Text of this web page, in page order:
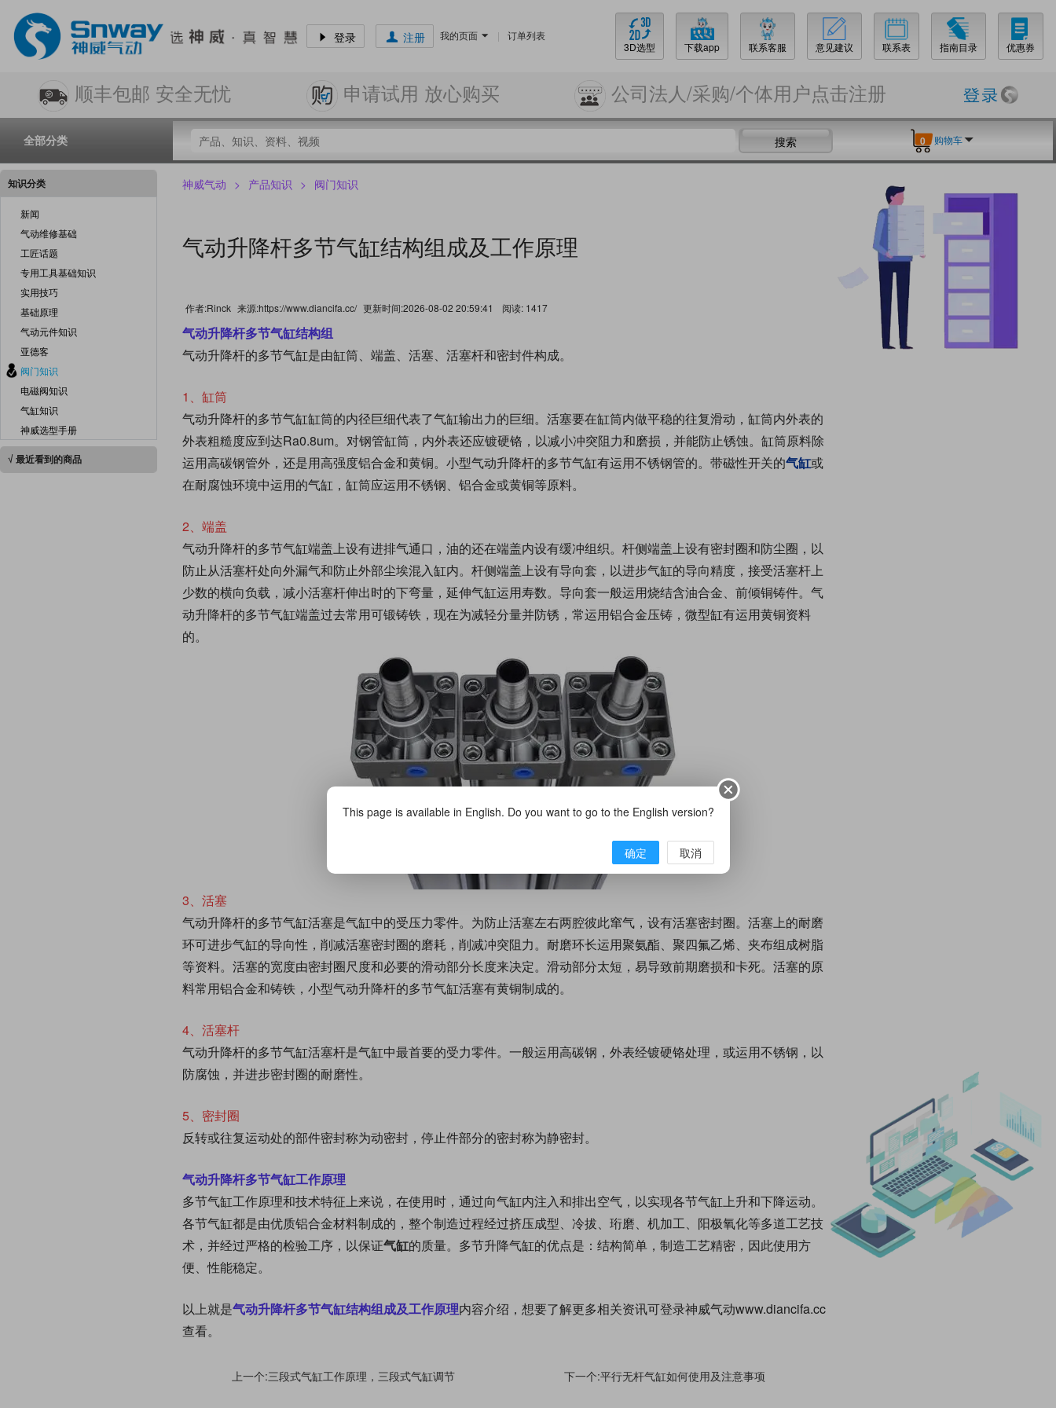
登录 注册 我的页面 |
订单列表
3D选型
下载app 联系客服 意见建议 联系表 指南目录 优惠券
顺丰包邮 安全无忧 申请试用 放心购买 公司法人/采购/个体用户点击注册
全部分类 搜索 0 购物车
知识分类
新闻
气动维修基础
工匠话题
专用工具基础知识
实用技巧
基础原理
气动元件知识
亚德客
阀门知识
电磁阀知识
气缸知识
神威选型手册
√ 最近看到的商品
神威气动 > 产品知识 > 阀门知识
气动升降杆多节气缸结构组成及工作原理
作者:Rinck 来源:https://www.diancifa.cc/ 更新时间:2026-08-02 20:59:41 阅读: 1417
气动升降杆多节气缸结构组
气动升降杆的多节气缸是由缸筒、端盖、活塞、活塞杆和密封件构成。
1、缸筒
气动升降杆的多节气缸缸筒的内径巨细代表了气缸输出力的巨细。活塞要在缸筒内做平稳的往复滑动，缸筒内外表的
外表粗糙度应到达Ra0.8um。对钢管缸筒，内外表还应镀硬铬，以减小冲突阻力和磨损，并能防止锈蚀。缸筒原料除
运用高碳钢管外，还是用高强度铝合金和黄铜。小型气动升降杆的多节气缸有运用不锈钢管的。带磁性开关的气缸或
在耐腐蚀环境中运用的气缸，缸筒应运用不锈钢、铝合金或黄铜等原料。
2、端盖
气动升降杆的多节气缸端盖上设有进排气通口，油的还在端盖内设有缓冲组织。杆侧端盖上设有密封圈和防尘圈，以
防止从活塞杆处向外漏气和防止外部尘埃混入缸内。杆侧端盖上设有导向套，以进步气缸的导向精度，接受活塞杆上
少数的横向负载，减小活塞杆伸出时的下弯量，延伸气缸运用寿数。导向套一般运用烧结含油合金、前倾铜铸件。气
动升降杆的多节气缸端盖过去常用可锻铸铁，现在为减轻分量并防锈，常运用铝合金压铸，微型缸有运用黄铜资料
的。
3、活塞
气动升降杆的多节气缸活塞是气缸中的受压力零件。为防止活塞左右两腔彼此窜气，设有活塞密封圈。活塞上的耐磨
环可进步气缸的导向性，削减活塞密封圈的磨耗，削减冲突阻力。耐磨环长运用聚氨酯、聚四氟乙烯、夹布组成树脂
等资料。活塞的宽度由密封圈尺度和必要的滑动部分长度来决定。滑动部分太短，易导致前期磨损和卡死。活塞的原
料常用铝合金和铸铁，小型气动升降杆的多节气缸活塞有黄铜制成的。
4、活塞杆
气动升降杆的多节气缸活塞杆是气缸中最首要的受力零件。一般运用高碳钢，外表经镀硬铬处理，或运用不锈钢，以
防腐蚀，并进步密封圈的耐磨性。
5、密封圈
反转或往复运动处的部件密封称为动密封，停止件部分的密封称为静密封。
气动升降杆多节气缸工作原理
多节气缸工作原理和技术特征上来说， 在使用时，通过向气缸内注入和排出空气，以实现各节气缸上升和下降运动。
各节气缸都是由优质铝合金材料制成的，整个制造过程经过挤压成型、冷拔、珩磨、机加工、阳极氧化等多道工艺技
术，并经过严格的检验工序，以保证气缸的质量。 多节升降气缸的优点是：结构简单，制造工艺精密，因此使用方
便、性能稳定。
以上就是气动升降杆多节气缸结构组成及工作原理内容介绍，想要了解更多相关资讯可登录神威气动www.diancifa.cc
查看。
上一个:三段式气缸工作原理，三段式气缸调节 下一个:平行无杆气缸如何使用及注意事项
This page is available in English. Do you want to go to the English version?
确定 取消